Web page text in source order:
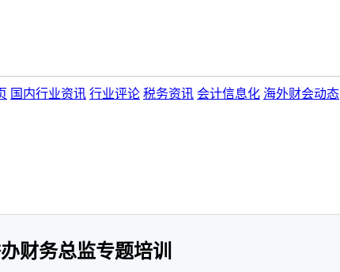
国内行业资讯 行业评论 税务资讯 会计信息化 海外财会动态
财务总监专题培训